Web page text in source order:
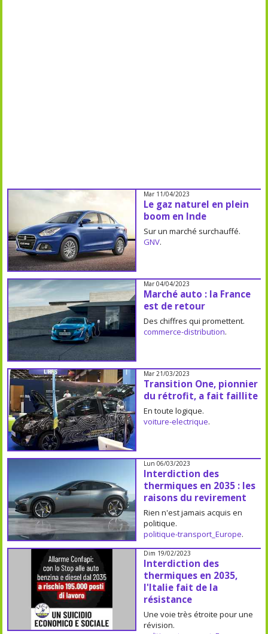
Mar 11/04/2023
Le gaz naturel en plein
boom en Inde
Sur un marché surchauffé.
GNV.
Mar 04/04/2023
Marché auto : la France
est de retour
Des chiffres qui promettent.
commerce-distribution.
Mar 21/03/2023
Transition One, pionnier
du rétrofit, a fait faillite
En toute logique.
voiture-electrique.
Lun 06/03/2023
Interdiction des
thermiques en 2035 : les
raisons du revirement
Rien n'est jamais acquis en
politique.
politique-transport_Europe.
Dim 19/02/2023
Interdiction des
thermiques en 2035,
l'Italie fait de la
résistance
Une voie très étroite pour une
révision.